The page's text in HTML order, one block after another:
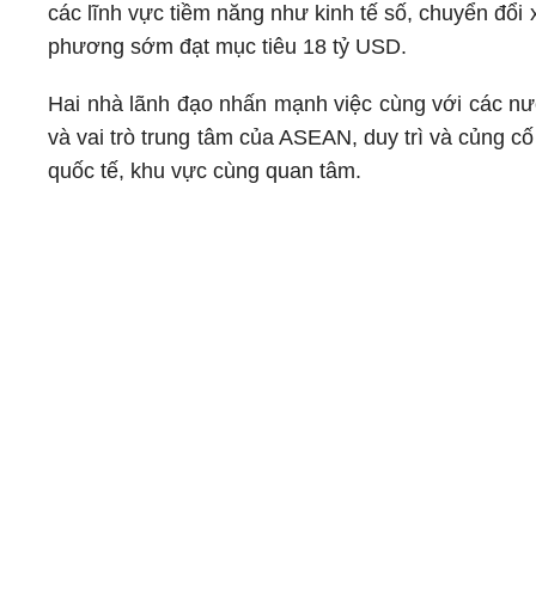
các lĩnh vực tiềm năng như kinh tế số, chuyển
phương sớm đạt mục tiêu 18 tỷ USD.
Hai nhà lãnh đạo nhấn mạnh việc cùng với các
và vai trò trung tâm của ASEAN, duy trì và củng
quốc tế, khu vực cùng quan tâm.